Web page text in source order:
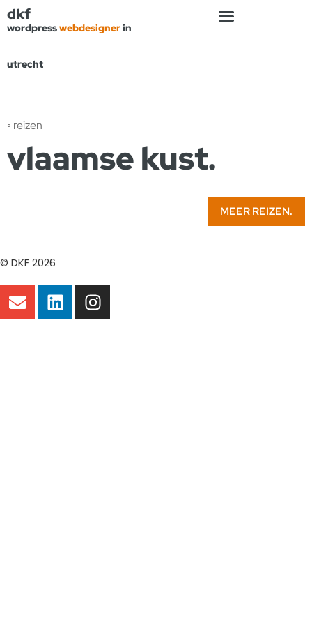
dkf
wordpresswebdesignerin
utrecht
◦ reizen
vlaamse kust.
MEER REIZEN.
© DKF 2026